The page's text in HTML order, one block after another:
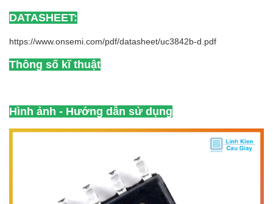
DATASHEET:
https://www.onsemi.com/pdf/datasheet/uc3842b-d.pdf
Thông số kĩ thuật
Hình ảnh - Hướng dẫn sử dụng